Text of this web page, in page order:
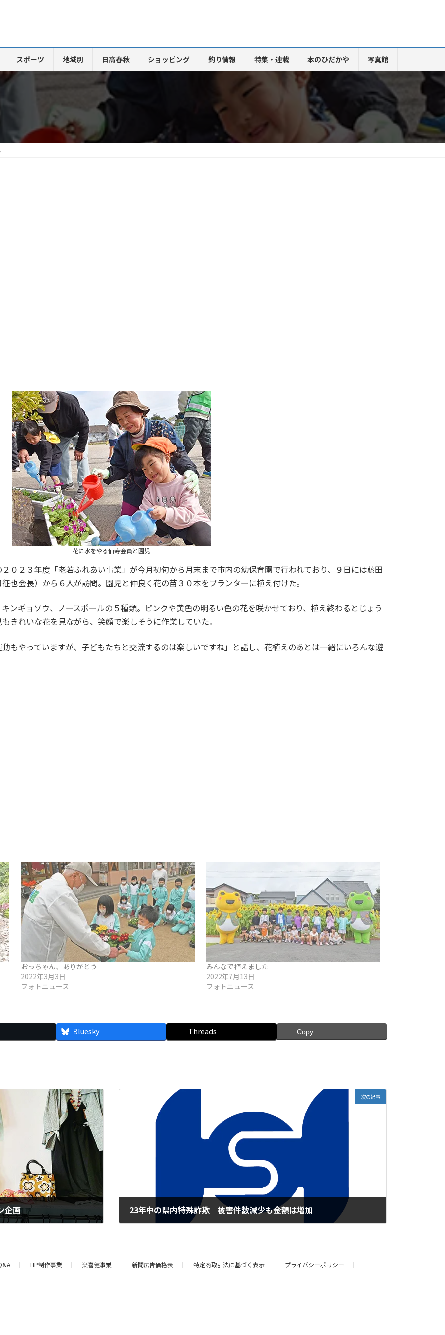
スポーツ 地域別 日高春秋 ショッピング 釣り情報 特集・連載 本のひだかや 写真館
花に水をやる仙寿会員と園児
２３年度「老若ふれあい事業」が今月初旬から月末まで市内の幼保育園で行われており、９日には藤田
也会長）から６人が訪問。園児と仲良く花の苗３０本をプランターに植え付けた。
ギョソウ、ノースポールの５種類。ピンクや黄色の明るい色の花を咲かせており、植え終わるとじょう
きれいな花を見ながら、笑顔で楽しそうに作業していた。
やっていますが、子どもたちと交流するのは楽しいですね」と話し、花植えのあとは一緒にいろんな遊
おっちゃん、ありがとう
2022年3月3日
フォトニュース
みんなで植えました
2022年7月13日
フォトニュース
Bluesky Threads Copy
企画
次の記事
23年中の県内特殊詐欺 被害件数減少も金額は増加
HP制作事業 楽喜健事業 新聞広告価格表 特定商取引法に基づく表示 プライバシーポリシー